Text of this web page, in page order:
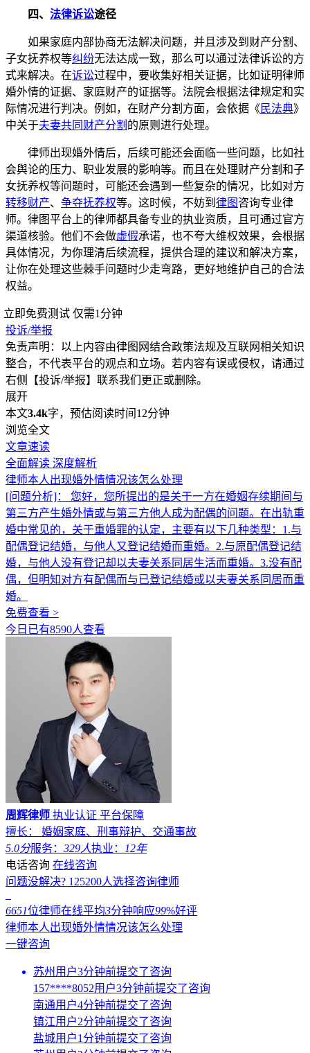
四、 法律诉讼途径
如果家庭内部协商无法解决问题，并且涉及到财产分割、
子女抚养权等纠纷无法达成一致，那么可以通过法律诉讼的方
式来解决。在诉讼过程中，要收集好相关证据，比如证明律师
婚外情的证据、家庭财产的证据等。法院会根据法律规定和实
际情况进行判决。例如，在财产分割方面，会依据《 民法典》
中关于夫妻共同财产分割 的原则进行处理。
律师出现婚外情后，后续可能还会面临一些问题，比如社
会舆论的压力、职业发展的影响等。而且在处理财产分割和子
女抚养权等问题时，可能还会遇到一些复杂的情况，比如对方
转移财产、 争夺抚养权等。这时候，不妨到 律图 咨询专业律
师。律图平台上的律师都具备专业的执业资质，且可通过官方
渠道核验。他们不会做虚假承诺，也不夸大维权效果，会根据
具体情况，为你理清后续流程，提供合理的建议和解决方案，
让你在处理这些棘手问题时少走弯路，更好地维护自己的合法
权益。
立即免费测试 仅需1分钟
投诉/举报
免责声明：以上内容由律图网结合政策法规及互联网相关知识
整合，不代表平台的观点和立场。若内容有误或侵权，请通过
右侧【投诉/举报】联系我们更正或删除。
展开
本文3.4k字，预估阅读时间12分钟
浏览全文
文章速读
全面解读 深度解析
律师本人出现婚外情情况该怎么处理
[问题分析]：
您好，您所提出的是关于一方在婚姻存续期间与
第三方产生婚外情或与第三方他人成为配偶的问题。在出轨重
婚中常见的，关于重婚罪的认定，主要有以下几种类型：1.与
配偶登记结婚，与他人又登记结婚而重婚。2.与原配偶登记结
婚，与他人没有登记却以夫妻关系同居生活而重婚。3.没有配
偶，但明知对方有配偶而与已登记结婚或以夫妻关系同居而重
婚。
免费查看 >
今日已有8590人查看
周辉律师 执业认证 平台保障
擅长： 婚姻家庭、刑事辩护、交通事故
5.0分服务： 329人执业：
12年
电话咨询 在线咨询
问题没解决? 125200人选择咨询律师
6651位律师在线平均3分钟响应99%好评
律师本人出现婚外情情况该怎么处理
一键咨询
苏州用户3分钟前提交了咨询
157****8052用户3分钟前提交了咨询
南通用户4分钟前提交了咨询
镇江用户2分钟前提交了咨询
盐城用户1分钟前提交了咨询